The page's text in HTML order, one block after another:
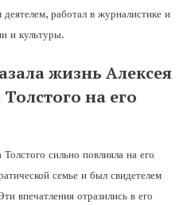
работал в журналистике и
и культуры.
жизнь Алексея
на его
сильно повлияла на его
семье и был свидетелем
впечатления отразились в его